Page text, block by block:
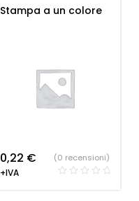
Stampa a un colore
0,22 €
+IVA
(0 recensioni)